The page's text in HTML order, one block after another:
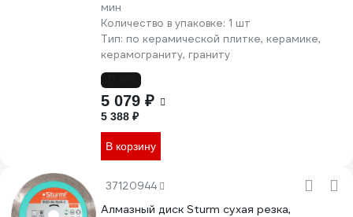
мин
Количество в упаковке: 1 шт
Тип: по керамической плитке, керамике,
керамограниту, граниту
5 079 ₽
5 388 ₽
В корзину
37120944
Алмазный диск Sturm сухая резка,